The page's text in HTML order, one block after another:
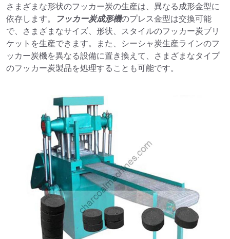
さまざまな形状のフッカー炭の生産は、異なる成形金型に
依存します。
フッカー炭成形機のプレス金型は交換可能
で、さまざまなサイズ、形状、スタイルのフッカー炭ブリ
ケットを生産できます。また、シーシャ炭生産ラインのフ
ッカー炭機を異なる設備に置き換えて、さまざまなタイプ
のフッカー炭製品を処理することも可能です。